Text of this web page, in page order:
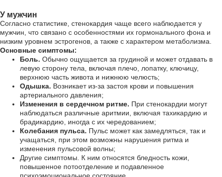
У мужчин
Согласно статистике, стенокардия чаще всего наблюдается у
мужчин, что связано с особенностями их гормонального фона и
низким уровнем эстрогенов, а также с характером метаболизма.
Основные симптомы:
Боль. Обычно ощущается за грудиной и может отдавать в
левую сторону тела, включая плечо, лопатку, ключицу,
верхнюю часть живота и нижнюю челюсть;
Одышка. Возникает из-за застоя крови и повышения
артериального давления;
Изменения в сердечном ритме. При стенокардии могут
наблюдаться различные аритмии, включая тахикардию и
брадикардию, иногда с их чередованием;
Колебания пульса. Пульс может как замедляться, так и
учащаться, при этом возможны нарушения ритма и
изменения пульсовой волны;
Другие симптомы. К ним относятся бледность кожи,
повышенное потоотделение и подавленное